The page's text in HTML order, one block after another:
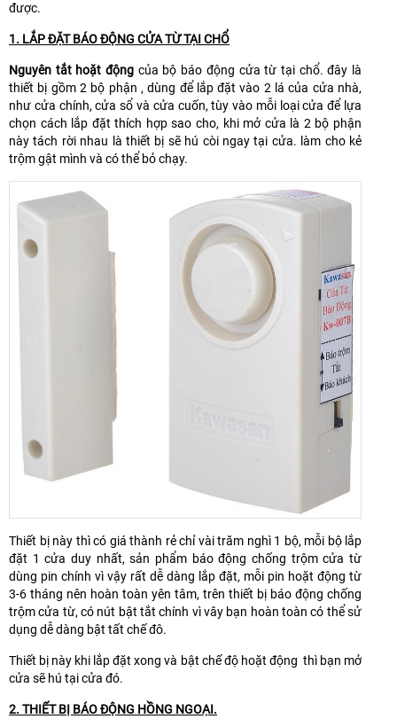
được.
1. LẮP ĐẶT BÁO ĐỘNG CỬA TỪ TẠI CHỔ
Nguyên tắt hoặt động của bộ báo động cửa từ tại chổ. đây là
thiết bị gồm 2 bộ phận , dùng để lắp đặt vào 2 lá của cửa nhà,
như cửa chính, cửa sổ và cửa cuốn, tùy vào mỗi loại cửa để lựa
chọn cách lắp đặt thích hợp sao cho, khi mở cửa là 2 bộ phận
này tách rời nhau là thiết bị sẽ hú còi ngay tại cửa. làm cho kẻ
trộm gật mình và có thể bỏ chạy.
Thiết bị này thì có giá thành rẻ chỉ vài trăm nghì 1 bộ, mỗi bộ lắp
đặt 1 cửa duy nhất, sản phẩm báo động chống trộm cửa từ
dùng pin chính vì vậy rất dễ dàng lắp đặt, mỗi pin hoặt động từ
3-6 tháng nên hoàn toàn yên tâm, trên thiết bị báo động chống
trộm cửa từ, có nút bật tắt chính vì vây bạn hoàn toàn có thể sử
dụng dễ dàng bật tất chế đô.
Thiết bị này khi lắp đặt xong và bật chế độ hoặt động thì bạn mở
cửa sẽ hú tại cửa đó.
2. THIẾT BỊ BÁO ĐỘNG HỒNG NGOẠI.